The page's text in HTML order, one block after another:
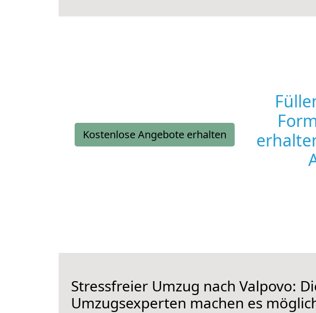
Kostenlose Angebote erhalten
Stressfreier Umzug nach Valpovo:
Umzugsexperten machen es